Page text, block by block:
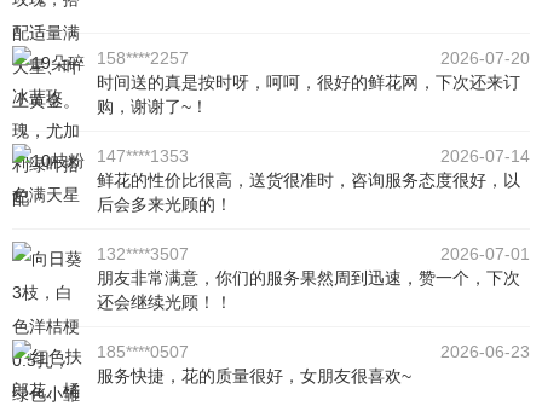
158****2257
2026-07-20
时间送的真是按时呀，呵呵，很好的鲜花网，下次还来订
购，谢谢了~！
147****1353
2026-07-14
鲜花的性价比很高，送货很准时，咨询服务态度很好，以
后会多来光顾的！
132****3507
2026-07-01
朋友非常满意，你们的服务果然周到迅速，赞一个，下次
还会继续光顾！！
185****0507
2026-06-23
服务快捷，花的质量很好，女朋友很喜欢~